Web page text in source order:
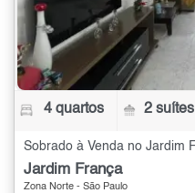
4 quartos 2 suítes
Sobrado à Venda no Jardim
Jardim França
Zona Norte - São Paulo